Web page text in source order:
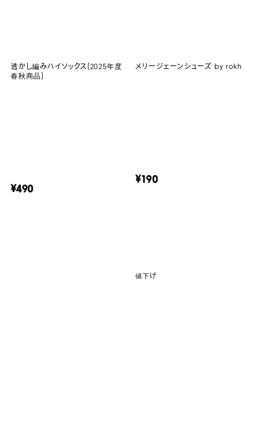
透かし編みハイソックス(2025年度
春秋商品)
¥490
メリージェーンシューズ by rokh
¥190
値下げ